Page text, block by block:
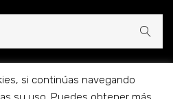
si continúas navegando